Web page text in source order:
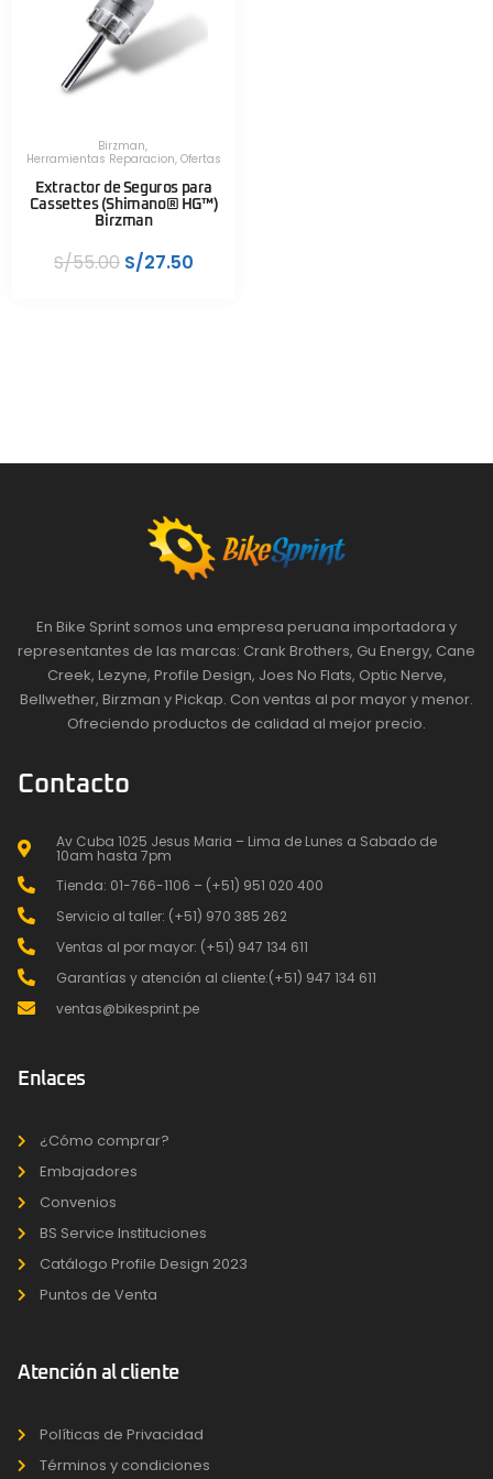
Birzman,
Herramientas Reparacion, Ofertas
Extractor de Seguros para
Cassettes (Shimano® HG™)
Birzman
S/55.00 S/27.50
En Bike Sprint somos una empresa peruana importadora y
representantes de las marcas: Crank Brothers, Gu Energy, Cane
Creek, Lezyne, Profile Design, Joes No Flats, Optic Nerve,
Bellwether, Birzman y Pickap. Con ventas al por mayor y menor.
Ofreciendo productos de calidad al mejor precio.
Contacto
Av Cuba 1025 Jesus Maria – Lima de Lunes a Sabado de
10am hasta 7pm
Tienda: 01-766-1106 – (+51) 951 020 400
Servicio al taller: (+51) 970 385 262
Ventas al por mayor: (+51) 947 134 611
Garantías y atención al cliente:(+51) 947 134 611
ventas@bikesprint.pe
Enlaces
¿Cómo comprar?
Embajadores
Convenios
BS Service Instituciones
Catálogo Profile Design 2023
Puntos de Venta
Atención al cliente
Políticas de Privacidad
Términos y condiciones